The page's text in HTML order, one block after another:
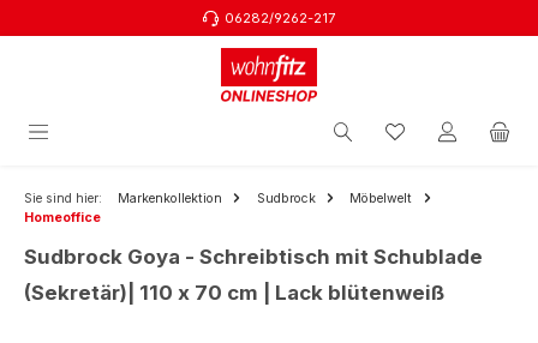
06282/9262-217
Sie sind hier: Markenkollektion Sudbrock
Möbelwelt
Homeoffice
Sudbrock Goya - Schreibtisch mit Schublade
(Sekretär)| 110 x 70 cm | Lack blütenweiß